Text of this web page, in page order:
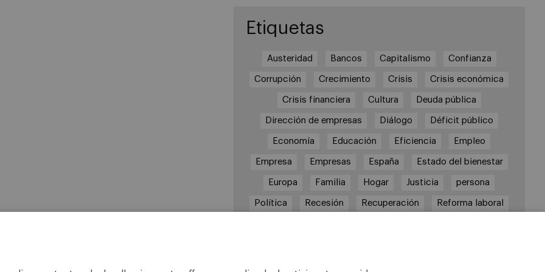
Etiquetas
Austeridad Bancos Capitalismo Confianza
Corrupción Crecimiento Crisis Crisis económica
Crisis financiera Cultura Deuda pública
Dirección de empresas Diálogo Déficit público
Economía Educación Eficiencia Empleo
Empresa Empresas España Estado del bienestar
Europa Familia Hogar Justicia persona
Política Recesión Recuperación Reforma laboral